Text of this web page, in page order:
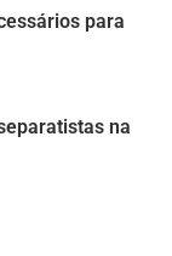
para
na